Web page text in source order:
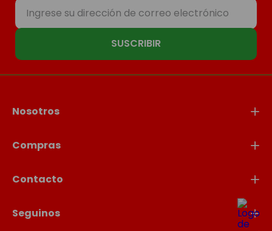
SUSCRIBIR
Nosotros
Compras
Contacto
Seguinos